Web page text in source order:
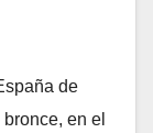
de
en el